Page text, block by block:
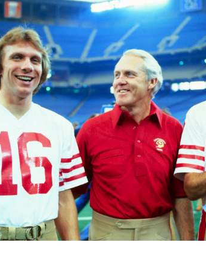
NFL – Power Rankings
Pronostics et paris NFL –
Super Bowl LIX
Histoire et Légendes